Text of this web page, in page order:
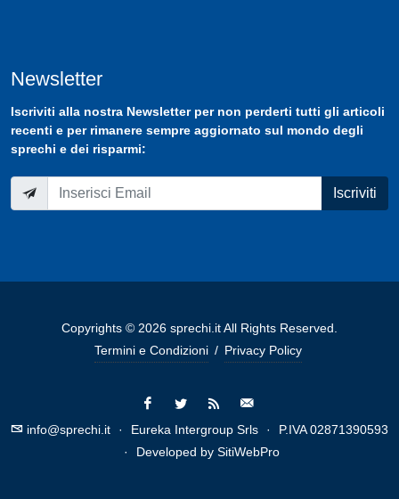
Newsletter
Iscriviti alla nostra Newsletterper non perderti tutti gli articoli
recenti e per rimanere sempre aggiornato sul mondo degli
sprechi e dei risparmi:
Iscriviti
Copyrights © 2026 sprechi.it All Rights Reserved.
Termini e Condizioni / Privacy Policy
info@sprechi.it · Eureka Intergroup Srls ·
P.IVA 02871390593
·
Developed by SitiWebPro